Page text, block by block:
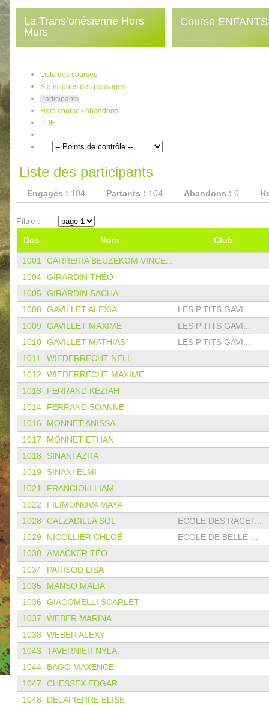
La Trans’onésienne Hors
Murs
Course
Liste des courses
Statistiques des passages
Participants
Hors course / abandons
PDF
Liste des participants
Engagés : 104 Partants : 104 Abandons : 0
Filtre :
Dos
Nom Club
1001
CARREIRA BEUZEKOM VINCE...
1004 GIRARDIN THÉO
1005 GIRARDIN SACHA
1008
GAVILLET ALEXIA
LES P'TITS GAVI...
1009
GAVILLET MAXIME
LES P'TITS GAVI...
1010 GAVILLET MATHIAS
LES P'TITS GAVI...
1011
WIEDERRECHT NELL
1012
WIEDERRECHT MAXIME
1013
FERRAND KEZIAH
1014
FERRAND SOANNE
1016
MONNET ANISSA
1017
MONNET ETHAN
1018
SINANI AZRA
1019
SINANI ELMI
1021
FRANCIOLI LIAM
1022
FILIMONOVA MAYA
1028
CALZADILLA SOL
ECOLE DES RACET...
1029
NICOLLIER CHLOÉ
ECOLE DE BELLE-...
1030 AMACKER TÉO
1034
PARISOD LISA
1035
MANSO MALIA
1036
GIACOMELLI SCARLET
1037
WEBER MARINA
1038
WEBER ALEXY
1043
TAVERNIER NYLA
1044
BAGO MAXENCE
1047
CHESSEX EDGAR
1048
DELAPIERRE ELISE